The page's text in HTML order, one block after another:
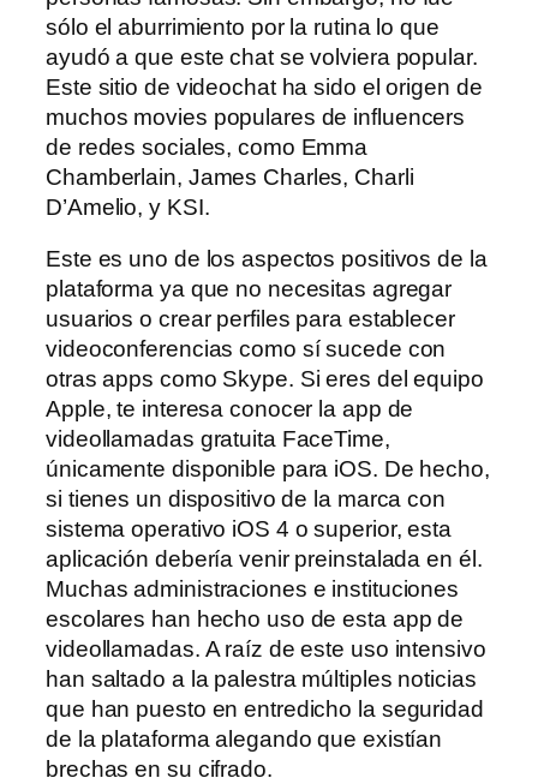
sólo el aburrimiento por la rutina lo que
ayudó a que este chat se volviera popular.
Este sitio de videochat ha sido el origen de
muchos movies populares de influencers
de redes sociales, como Emma
Chamberlain, James Charles, Charli
D’Amelio, y KSI.
Este es uno de los aspectos positivos de la
plataforma ya que no necesitas agregar
usuarios o crear perfiles para establecer
videoconferencias como sí sucede con
otras apps como Skype. Si eres del equipo
Apple, te interesa conocer la app de
videollamadas gratuita FaceTime,
únicamente disponible para iOS. De hecho,
si tienes un dispositivo de la marca con
sistema operativo iOS 4 o superior, esta
aplicación debería venir preinstalada en él.
Muchas administraciones e instituciones
escolares han hecho uso de esta app de
videollamadas. A raíz de este uso intensivo
han saltado a la palestra múltiples noticias
que han puesto en entredicho la seguridad
de la plataforma alegando que existían
brechas en su cifrado.